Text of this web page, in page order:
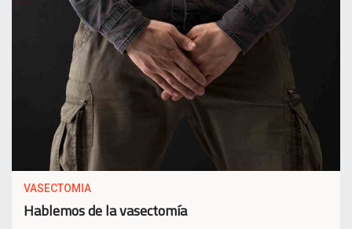
VASECTOMIA
Hablemos de la vasectomía